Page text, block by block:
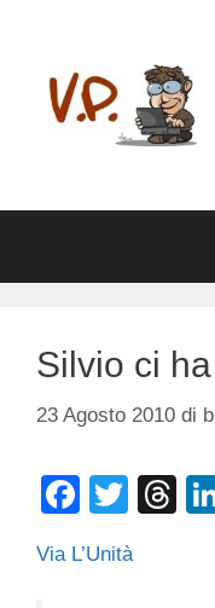
contenuto
Silvio ci
23 Agosto 2010 di
F
c
T
tt
T
Via L’Unità